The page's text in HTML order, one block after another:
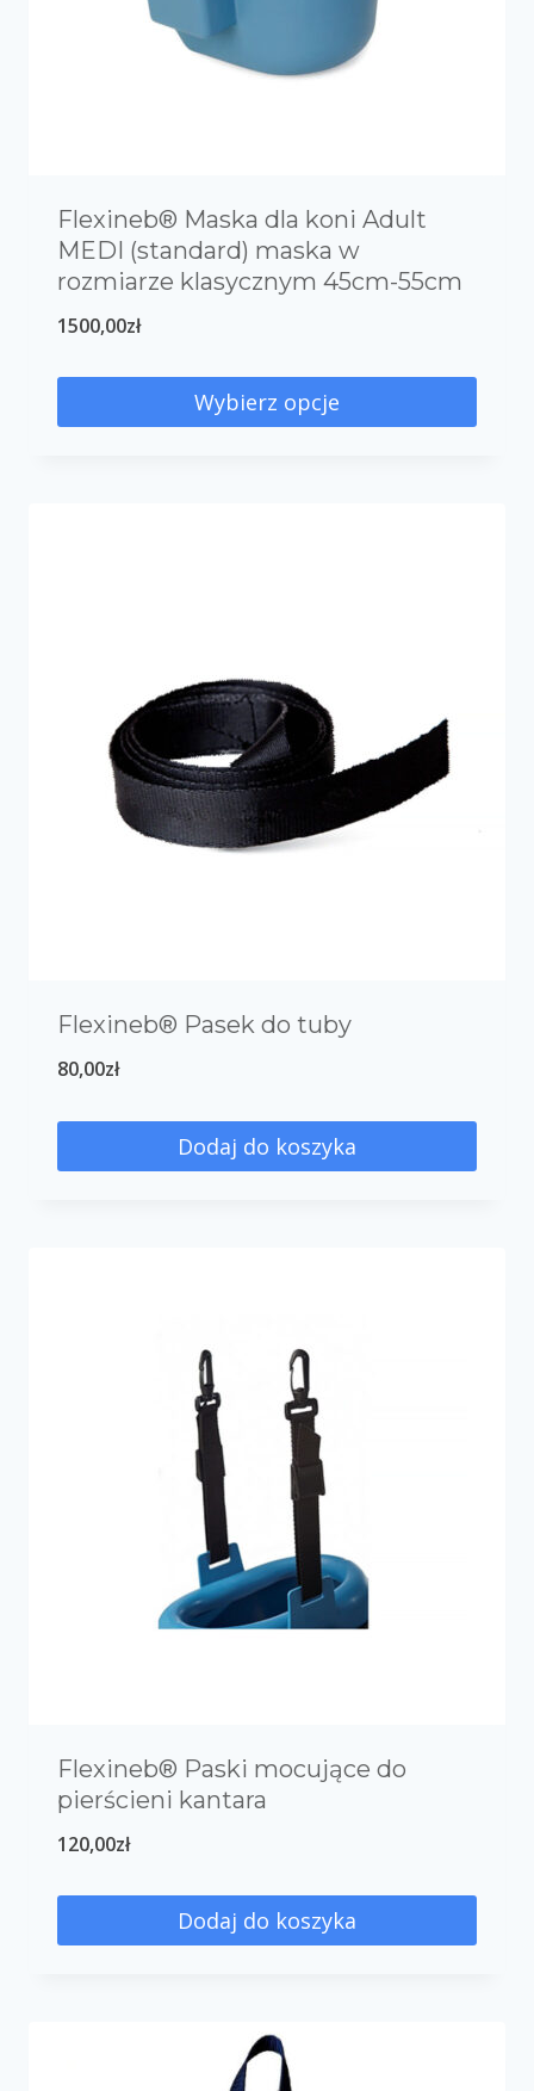
Flexineb® Maska dla koni Adult
MEDI (standard) maska w
rozmiarze klasycznym 45cm-55cm
1500,00zł
Wybierz opcje
Flexineb® Pasek do tuby
80,00zł
Dodaj do koszyka
Flexineb® Paski mocujące do
pierścieni kantara
120,00zł
Dodaj do koszyka